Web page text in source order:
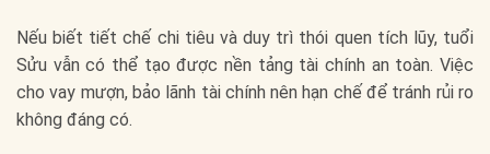
Nếu biết tiết chế chi tiêu và duy trì thói quen tích lũy, tuổi
Sửu vẫn có thể tạo được nền tảng tài chính an toàn. Việc
cho vay mượn, bảo lãnh tài chính nên hạn chế để tránh rủi ro
không đáng có.